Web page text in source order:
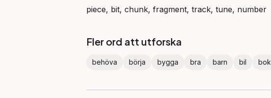
piece, bit, chunk, fragment, track, tune, number
Fler ord att utforska
behöva börja bygga bra barn bil bok